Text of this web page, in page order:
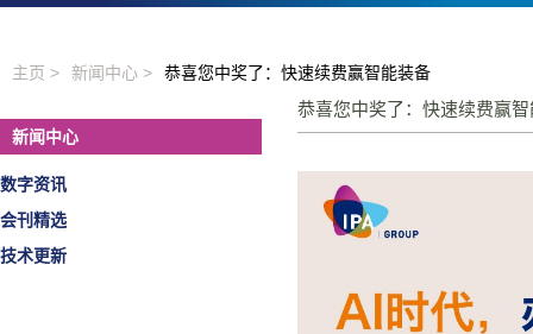
主页 > 新闻中心 > 恭喜您中奖了：快速续费赢智能装备
新闻中心
数字资讯
会刊精选
技术更新
恭喜您中奖了：快速续费